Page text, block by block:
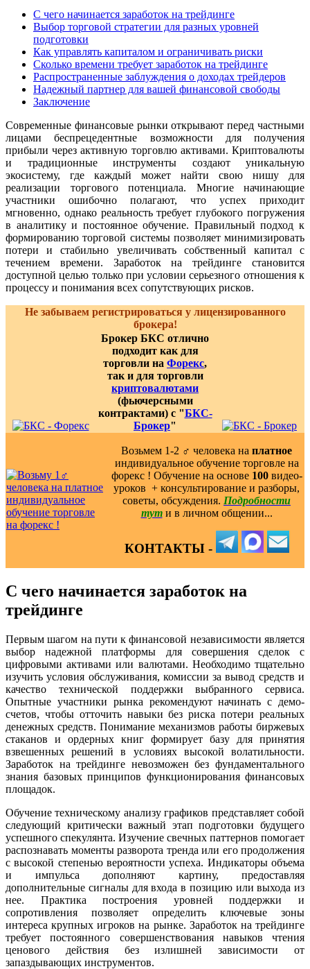
С чего начинается заработок на трейдинге
Выбор торговой стратегии для разных уровней
подготовки
Как управлять капиталом и ограничивать риски
Сколько времени требует заработок на трейдинге
Распространенные заблуждения о доходах трейдеров
Надежный партнер для вашей финансовой свободы
Заключение
Современные финансовые рынки открывают перед частными
лицами беспрецедентные возможности для получения
прибыли через активную торговлю активами. Криптовалюты
и традиционные инструменты создают уникальную
экосистему, где каждый может найти свою нишу для
реализации торгового потенциала. Многие начинающие
участники ошибочно полагают, что успех приходит
мгновенно, однако реальность требует глубокого погружения
в аналитику и постоянное обучение. Правильный подход к
формированию торговой системы позволяет минимизировать
потери и стабильно увеличивать собственный капитал с
течением времени. Заработок на трейдинге становится
доступной целью только при условии серьезного отношения к
процессу и понимания всех сопутствующих рисков.
Не забываем регистрироваться у лицензированного
брокера!
Брокер БКС отлично
подходит как для
торговли на Форекс,
так и для торговли
криптовалютами
(фьючерсными
контрактами) с "БКС-
Брокер"
Возьмем 1-2 ‍♂️ человека на платное
индивидуальное обучение торговле на
форекс ! Обучение на основе 100видео-
уроков ️ + консультирование и разборы,
советы, обсуждения. Подробности
тут и в личном общении...
КОНТАКТЫ -
С чего начинается заработок на
трейдинге
Первым шагом на пути к финансовой независимости является
выбор надежной платформы для совершения сделок с
цифровыми активами или валютами. Необходимо тщательно
изучить условия обслуживания, комиссии за вывод средств и
качество технической поддержки выбранного сервиса.
Опытные участники рынка рекомендуют начинать с демо-
счетов, чтобы отточить навыки без риска потери реальных
денежных средств. Понимание механизмов работы биржевых
стаканов и ордерных книг формирует базу для принятия
взвешенных решений в условиях высокой волатильности.
Заработок на трейдинге невозможен без фундаментального
знания базовых принципов функционирования финансовых
площадок.
Обучение техническому анализу графиков представляет собой
следующий критически важный этап подготовки будущего
успешного спекулянта. Изучение свечных паттернов помогает
распознавать моменты разворота тренда или его продолжения
с высокой степенью вероятности успеха. Индикаторы объема
и импульса дополняют картину, предоставляя
дополнительные сигналы для входа в позицию или выхода из
нее. Практика построения уровней поддержки и
сопротивления позволяет определить ключевые зоны
интереса крупных игроков на рынке. Заработок на трейдинге
требует постоянного совершенствования навыков чтения
ценового действия без излишней зависимости от
запаздывающих инструментов.